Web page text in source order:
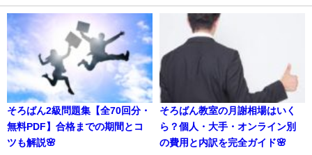
そろばん2級問題集【全70回分・
無料PDF】合格までの期間とコ
ツも解説🌸
そろばん教室の月謝相場はいく
ら？個人・大手・オンライン別
の費用と内訳を完全ガイド🌸